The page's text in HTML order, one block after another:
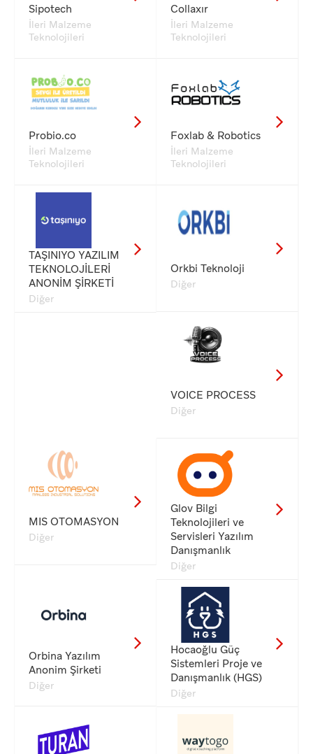
Sipotech
İleri Malzeme
Teknolojileri
Collaxır
İleri Malzeme
Teknolojileri
Probio.co
İleri Malzeme
Teknolojileri
Foxlab & Robotics
İleri Malzeme
Teknolojileri
TAŞINIYO YAZILIM
TEKNOLOJİLERİ
ANONİM ŞİRKETİ
Diğer
Orkbi Teknoloji
Diğer
VOICE PROCESS
Diğer
MIS OTOMASYON
Diğer
Glov Bilgi
Teknolojileri ve
Servisleri Yazılım
Danışmanlık
Diğer
Orbina Yazılım
Anonim Şirketi
Diğer
Hocaoğlu Güç
Sistemleri Proje ve
Danışmanlık (HGS)
Diğer